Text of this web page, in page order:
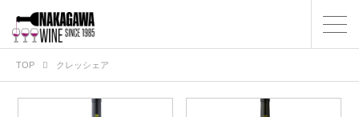
TOP クレッシェア